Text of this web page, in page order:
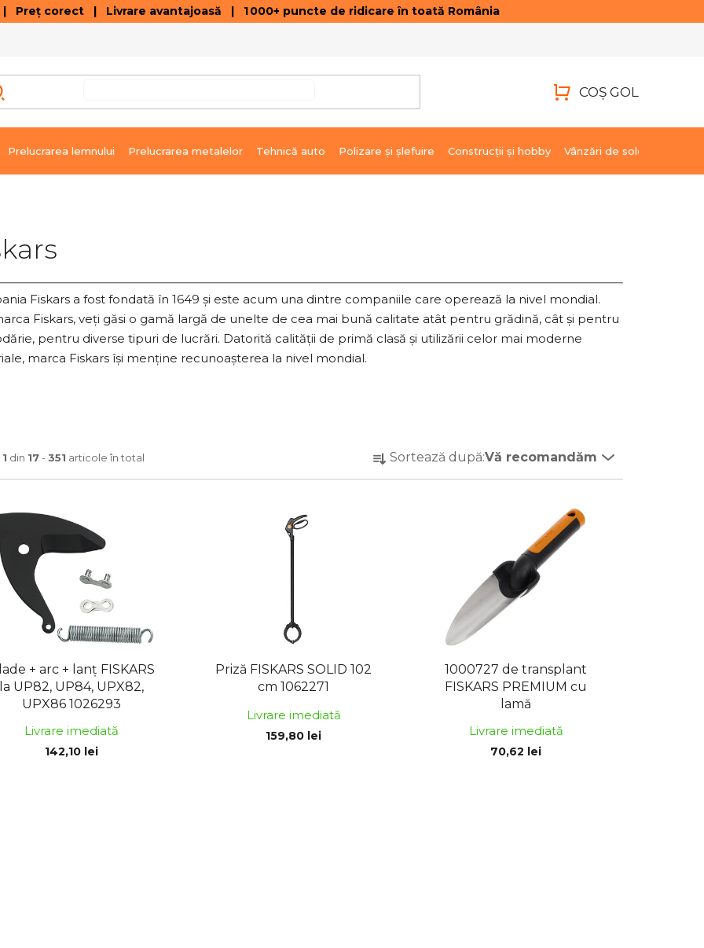
corect | Livrare avantajoasă | 1 000+ puncte de ridicare în toată România
DE
COŞ GOL
Prelucrarea lemnului Prelucrarea metalelor Tehnică auto Polizare şi şlefuire Construcții și hobby Vânzări de soldare
Fiskars a fost fondată în 1649 și este acum una dintre companiile care operează la nivel mondial.
Fiskars, veți găsi o gamă largă de unelte de cea mai bună calitate atât pentru grădină, cât și pentru
pentru diverse tipuri de lucrări. Datorită calității de primă clasă și utilizării celor mai moderne
marca Fiskars își menține recunoașterea la nivel mondial.
1 din 17-351 articole în total
e
l
Sortează după:Vă recomandăm
+ arc + lanț FISKARS
la UP82, UP84, UPX82,
UPX86 1026293
Livrare imediată
142,10 lei
Priză FISKARS SOLID 102
cm 1062271
Livrare imediată
159,80 lei
1000727 de transplant
FISKARS PREMIUM cu
lamă
Livrare imediată
70,62 lei